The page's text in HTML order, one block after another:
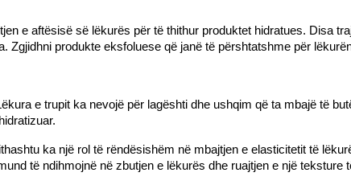
e aftësisë së lëkurës për të thithur produktet hidratues. Disa
produkte eksfoluese që janë të përshtatshme për
e trupit ka nevojë për lagështi dhe ushqim që ta mbajë të
ka një rol të rëndësishëm në mbajtjen e elasticitetit të
të ndihmojnë në zbutjen e lëkurës dhe ruajtjen e një teksture